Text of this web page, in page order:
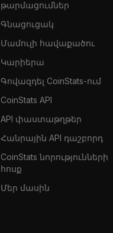
թարմացումներ
Գնացուցակ
Մամուլի հավաքածու
Կարիերա
Գովազդել CoinStats-ում
CoinStats API
API փաստաթղթեր
Հանրային API դաշբորդ
CoinStats նորությունների
հոսք
Մեր մասին